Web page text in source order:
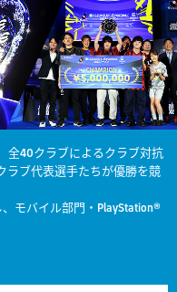
全40クラブによるクラブ対抗
ラブ代表選手たちが優勝を競
モバイル部門・PlayStation®